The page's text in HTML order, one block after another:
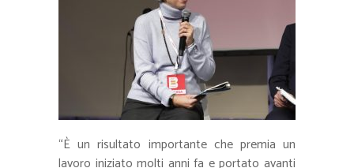
“È un risultato importante che premia un
lavoro iniziato molti anni fa e portato avanti